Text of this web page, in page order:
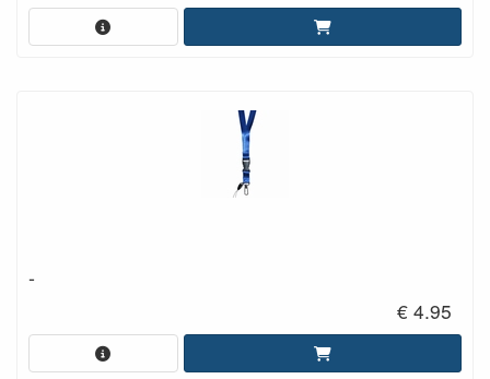
-
€ 4.95